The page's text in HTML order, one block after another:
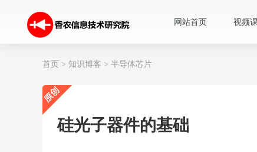
网站首页 视频
首页 > 知识博客 > 半导体芯片
硅光子器件的基础